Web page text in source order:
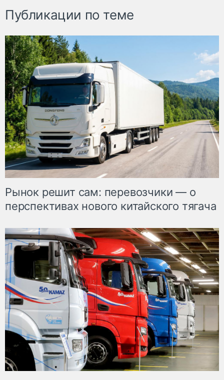
Публикации по теме
Рынок решит сам: перевозчики — о
перспективах нового китайского тягача